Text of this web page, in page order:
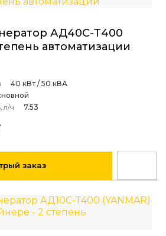
АД40С-Т400
автоматизации
40 кВт / 50 кВА
л/ч
7.53
заказ